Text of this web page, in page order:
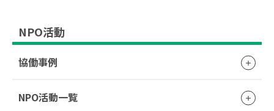
NPO活動
協働事例
NPO活動一覧